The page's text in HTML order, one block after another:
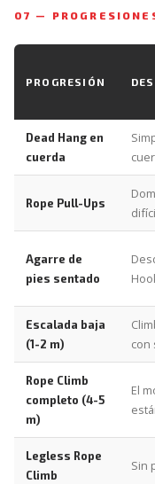
07 —
PROGRESIÓN
Dead Hang en
cuerda
Rope Pull-Ups
Agarre de
pies sentado
Escalada baja
(1-2 m)
con
Rope Climb
completo (4-5
m)
El
Legless Rope
Climb
Sin